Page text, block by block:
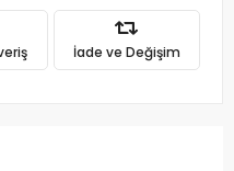
İade ve Değişim